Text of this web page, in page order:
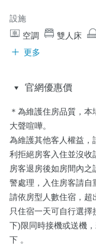
設施
空調
雙人床
更多
官網優惠價
＊為維護住房品質，本
大聲喧嘩。
為維護其他客人權益，
利拒絕房客入住並沒收
房客退房後如房間內
警處理，入住房客請自
請依房型人數住宿，超
只住宿一天可自行選
下)限同時接機或送機
下 。